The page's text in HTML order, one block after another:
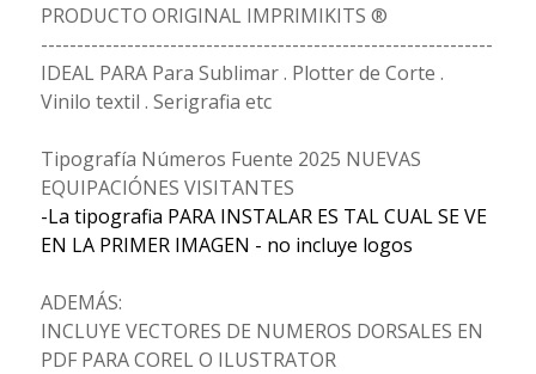
PRODUCTO ORIGINAL IMPRIMIKITS ®
---------------------------------------------------------------
IDEAL PARA Para Sublimar . Plotter de Corte .
Vinilo textil . Serigrafia etc
Tipografía Números Fuente 2025 NUEVAS
EQUIPACIÓNES VISITANTES
-La tipografia PARA INSTALAR ES TAL CUAL SE VE
EN LA PRIMER IMAGEN - no incluye logos
ADEMÁS:
INCLUYE VECTORES DE NUMEROS DORSALES EN
PDF PARA COREL O ILUSTRATOR